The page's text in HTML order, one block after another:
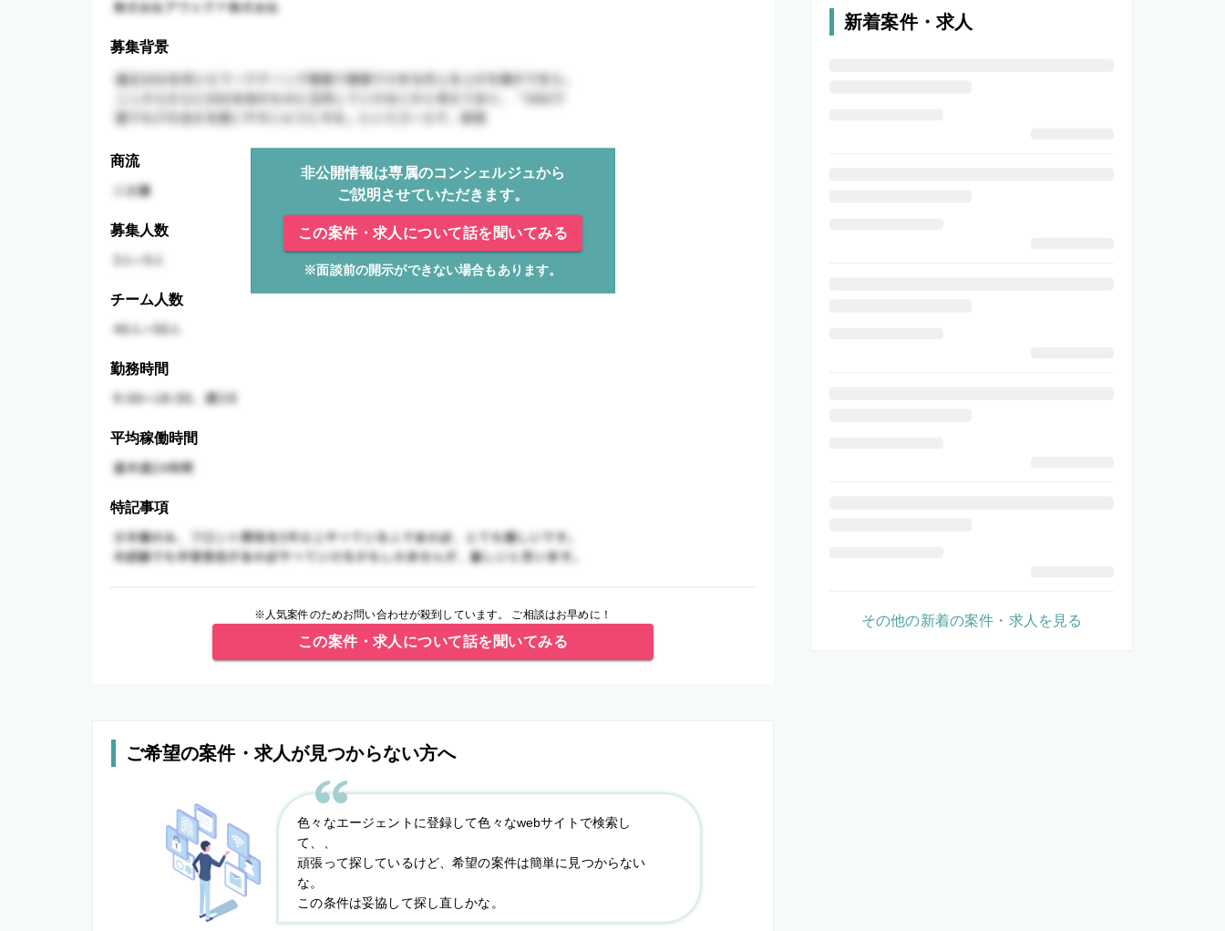
募集背景
商流
非公開情報は専属のコンシェルジュから
ご説明させていただきます。
この案件・求人について話を聞いてみる
※面談前の開示ができない場合もあります。
募集人数
チーム人数
勤務時間
平均稼働時間
特記事項
※人気案件のためお問い合わせが殺到しています。 ご相談はお早めに！
この案件・求人について話を聞いてみる
ご希望の案件・求人が見つからない方へ
色々なエージェントに登録して色々なwebサイトで検索し
て、、
頑張って探しているけど、希望の案件は簡単に見つからない
な。
この条件は妥協して探し直しかな。
新着案件・求人
その他の新着の案件・求人を見る